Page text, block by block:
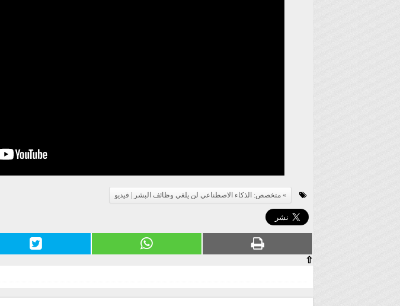
متخصص: الذكاء الاصطناعي لن يلغي وظائف البشر | فيديو
⇧